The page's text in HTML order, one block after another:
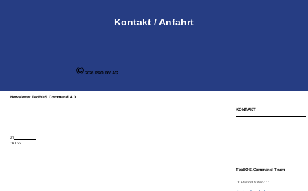
Newsletter TecBOS.Command 4.0
27
OKT 22
KONTAKT
TecBOS.Command Team
T: +49 231 9792-111
Kontakt / Anfahrt
© 2026 PRO DV AG